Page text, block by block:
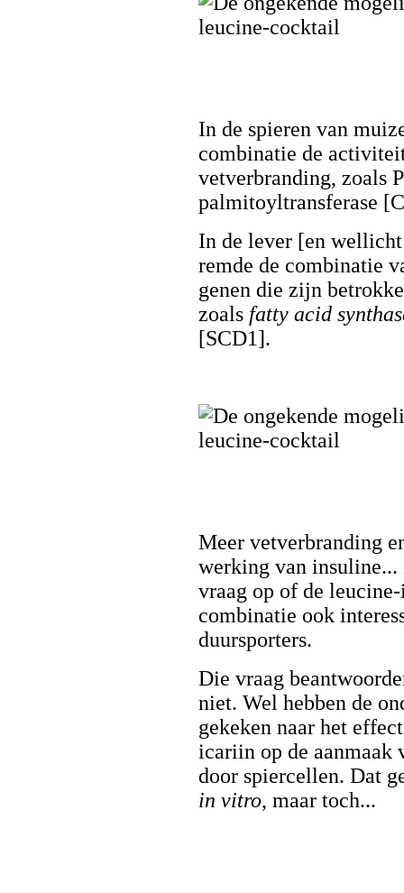
In de spieren van
combinatie de
vetverbranding, zoals
palmitoyltransferase
In de lever [en
remde de combinatie
genen die zijn
zoals fatty acid
[SCD1].
Meer vetverbranding
werking van insuline...
vraag op of de
combinatie ook
duursporters.
Die vraag
niet. Wel hebben de
gekeken naar het
icariin op de aanmaak
door spiercellen. Dat
in vitro, maar toch...